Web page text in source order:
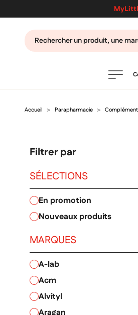
CATÉGORIES
MARQUES
Accueil Parapharmacie
Filtrer par
SÉLECTIONS
en promotion
nouveaux produits
MARQUES
a-lab
acm
alvityl